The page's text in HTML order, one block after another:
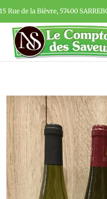
Rue de la Bièvre, 57400